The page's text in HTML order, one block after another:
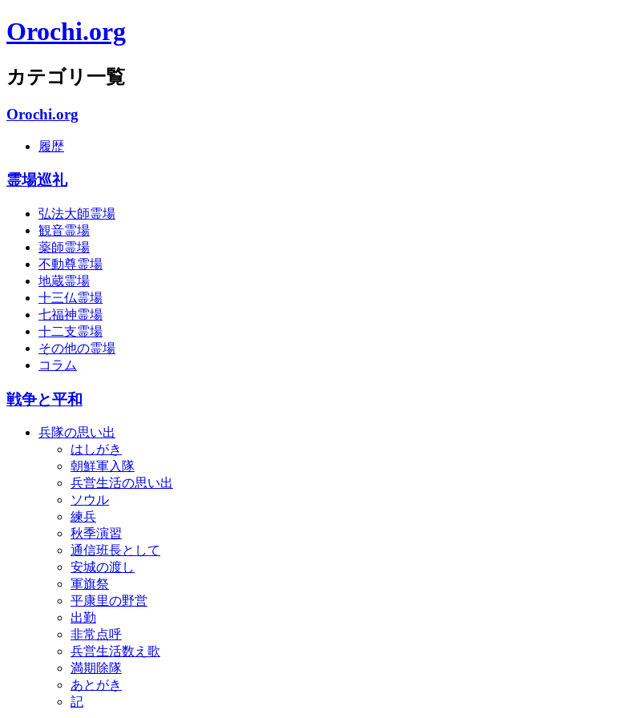
Orochi.org
カテゴリ一覧
Orochi.org
履歴
霊場巡礼
弘法大師霊場
観音霊場
薬師霊場
不動尊霊場
地蔵霊場
十三仏霊場
七福神霊場
十二支霊場
その他の霊場
コラム
戦争と平和
兵隊の思い出
はしがき
朝鮮軍入隊
兵営生活の思い出
ソウル
練兵
秋季演習
通信班長として
安城の渡し
軍旗祭
平康里の野営
出勤
非常点呼
兵営生活数え歌
満期除隊
あとがき
記